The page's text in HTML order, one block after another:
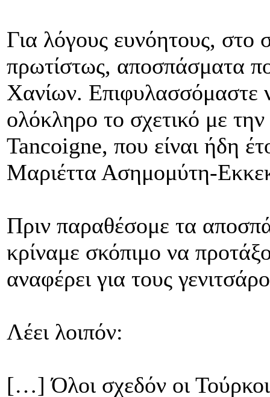
Για λόγους ευνόητους, στο
πρωτίστως, αποσπάσματα
Χανίων. Επιφυλασσόμαστε
ολόκληρο το σχετικό με
Tancoigne, που είναι ήδη
Μαριέττα Ασημομύτη-
Πριν παραθέσομε τα
κρίναμε σκόπιμο να
αναφέρει για τους
Λέει λοιπόν:
[…] Όλοι σχεδόν οι Τούρκοι